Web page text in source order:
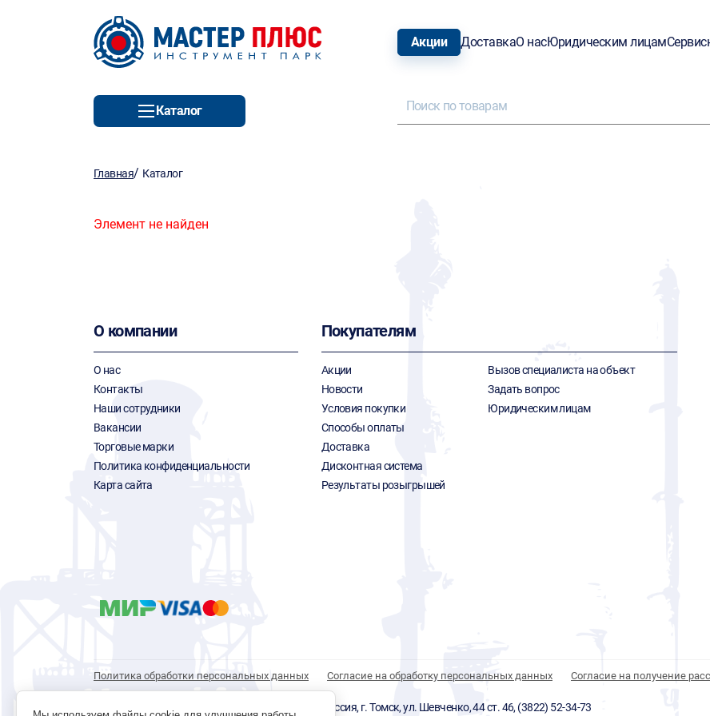
Акции ДоставкаО насЮридическим лицам
Каталог
Главная/ Каталог
Элемент не найден
О компании
О нас
Контакты
Наши сотрудники
Вакансии
Торговые марки
Политика конфиденциальности
Карта сайта
Покупателям
Акции
Новости
Условия покупки
Способы оплаты
Доставка
Дисконтная система
Результаты розыгрышей
Вызов специалиста на объект
Задать вопрос
Юридическим лицам
Политика обработки персональных данных Согласие на обработку персональных данных Согласие на получение
© 1996 - 2026 инструмент парк «Мастер Плюс» Россия, г. Томск, ул. Шевченко, 44 ст. 46, (3822) 52-34-73